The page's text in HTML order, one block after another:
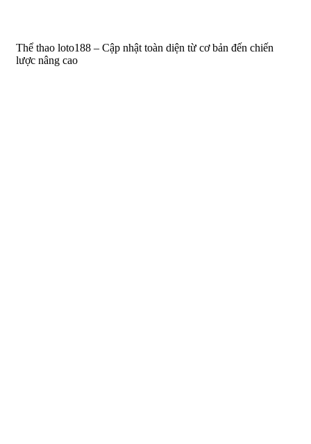
Thể thao loto188 – Cập nhật toàn diện từ cơ bản đến chiến
lược nâng cao